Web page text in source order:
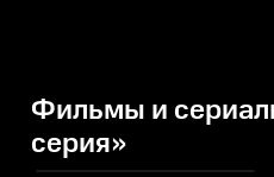
Фильмы и
серия»